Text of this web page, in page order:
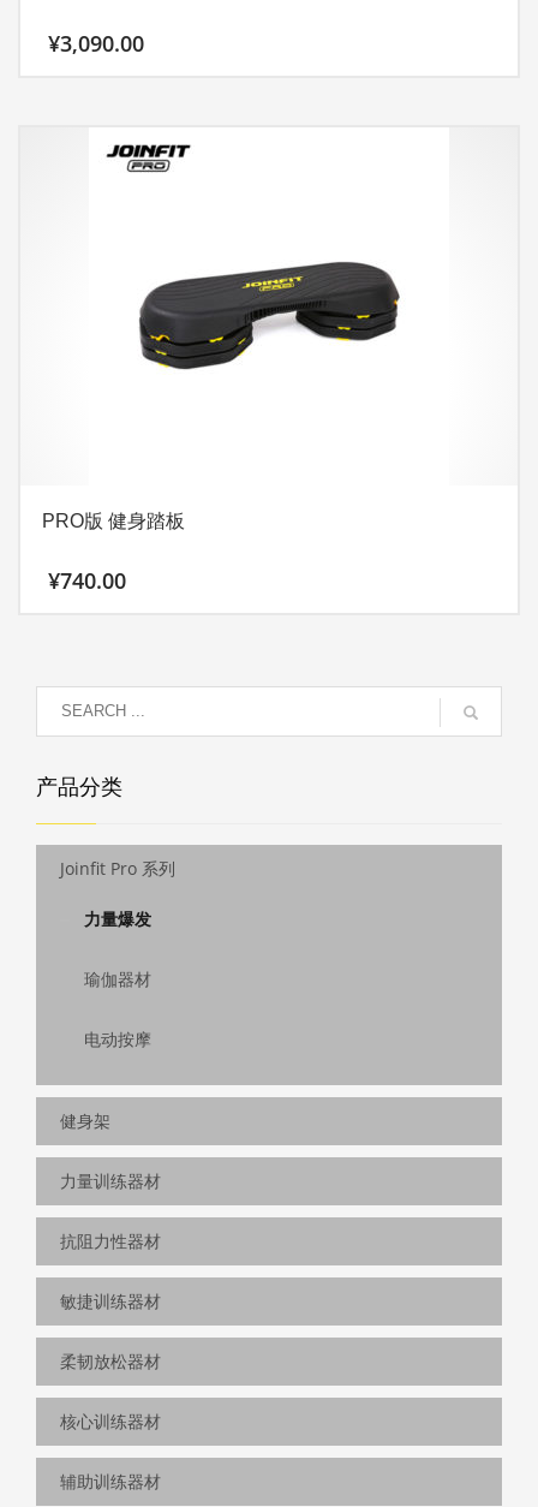
¥3,090.00
PRO版 健身踏板
¥740.00
产品分类
Joinfit Pro 系列
力量爆发
瑜伽器材
电动按摩
健身架
力量训练器材
抗阻力性器材
敏捷训练器材
柔韧放松器材
核心训练器材
辅助训练器材